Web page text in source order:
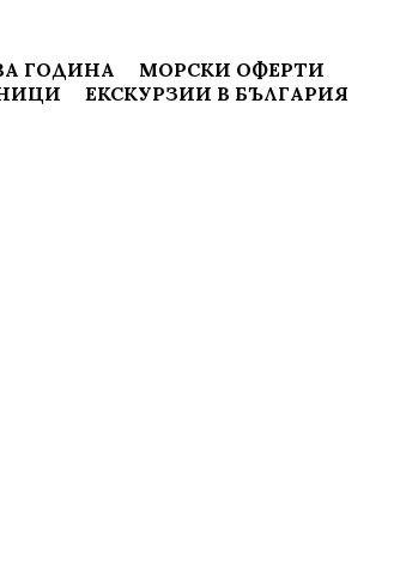
ГОДИНА
МОРСКИ ОФЕРТИ
ЕКСКУРЗИИ В БЪЛГАРИЯ